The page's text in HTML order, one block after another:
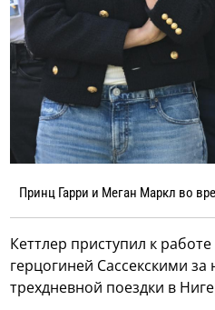
Принц Гарри и Меган Маркл во
Кеттлер приступил к
герцогиней Сассекскими
трехдневной поездки в